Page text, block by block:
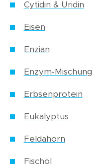
Cytidin & Uridin
Eisen
Enzian
Enzym-Mischung
Erbsenprotein
Eukalyptus
Feldahorn
Fischöl